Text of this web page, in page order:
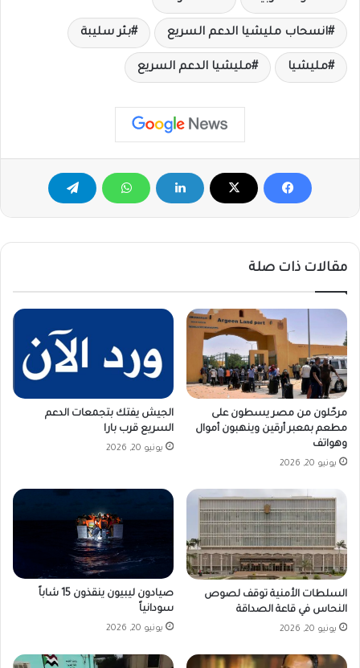
انسحاب مليشيا الدعم السريع بئر سليبة
مليشيا مليشيا الدعم السريع
مقالات ذات صلة
مرحّلون من مصر يسطون على
مطعم بمعبر أرقين وينهبون أموال
وهواتف
يونيو 20, 2026
الجيش يفتك بتجمعات الدعم
السريع قرب بارا
يونيو 20, 2026
السلطات الأمنية توقف لصوص
النحاس في قاعة الصداقة
يونيو 20, 2026
صيادون ليبيون ينقذون 15 شاباً
سودانياً
يونيو 20, 2026